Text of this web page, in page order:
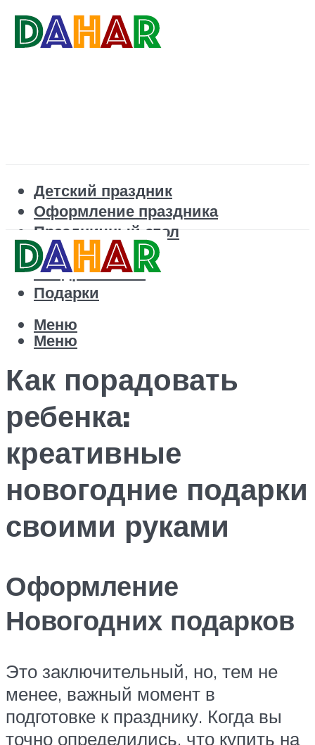
Детский праздник
Оформление праздника
Праздничный стол
Корпоратив
Поздравления
Подарки
Меню
Меню
Как порадовать
ребенка:
креативные
новогодние подарки
своими руками
Оформление
Новогодних подарков
Это заключительный, но, тем не
менее, важный момент в
подготовке к празднику. Когда вы
точно определились, что купить на